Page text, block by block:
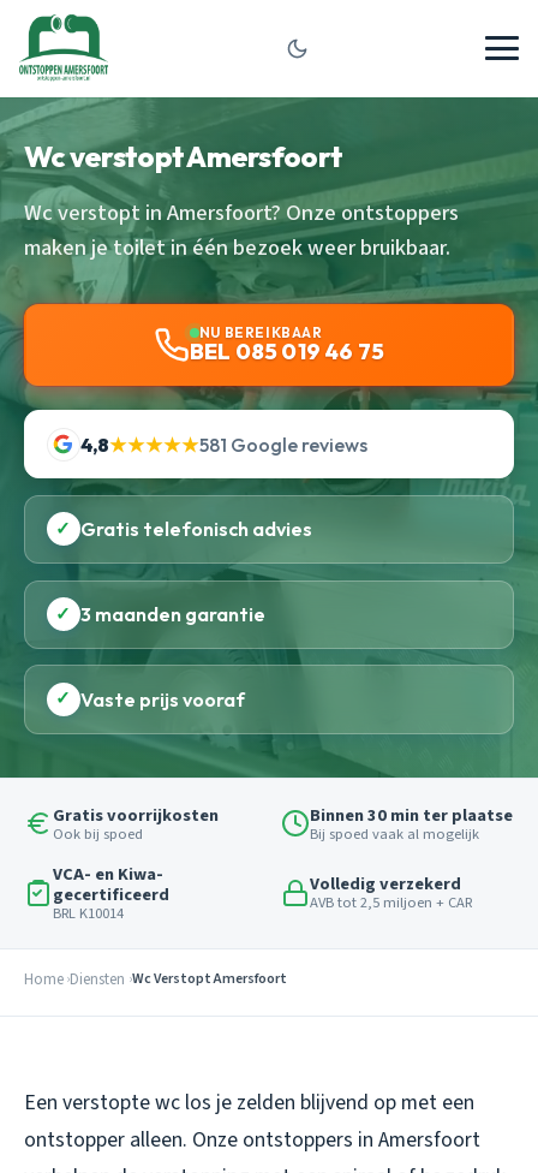
Wc verstopt Amersfoort
Wc verstopt in Amersfoort? Onze ontstoppers
maken je toilet in één bezoek weer bruikbaar.
NU BEREIKBAAR
BEL 085 019 46 75
4,8★★★★★581 Google reviews
✓ Gratis telefonisch advies
✓ 3 maanden garantie
✓ Vaste prijs vooraf
Gratis voorrijkosten
Ook bij spoed
Binnen 30 min ter plaatse
Bij spoed vaak al mogelijk
VCA- en Kiwa-
gecertificeerd
BRL K10014
Volledig verzekerd
AVB tot 2,5 miljoen + CAR
Home Diensten Wc Verstopt Amersfoort
Een verstopte wc los je zelden blijvend op met een
ontstopper alleen. Onze ontstoppers in Amersfoort